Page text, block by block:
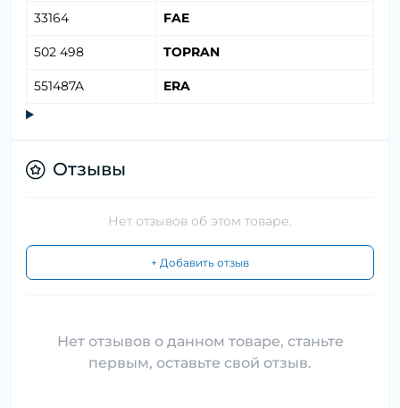
33164 FAE
502 498 TOPRAN
551487A ERA
Отзывы
Нет отзывов об этом товаре.
+ Добавить отзыв
Нет отзывов о данном товаре, станьте
первым, оставьте свой отзыв.